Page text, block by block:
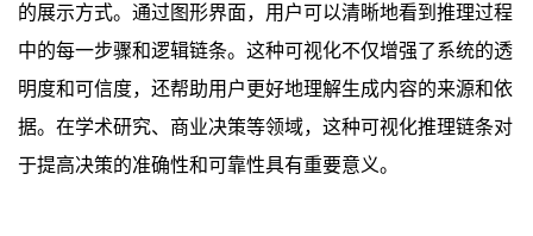
的展示方式。通过图形界面，用户可以清晰地看到推理过程
中的每一步骤和逻辑链条。这种可视化不仅增强了系统的透
明度和可信度，还帮助用户更好地理解生成内容的来源和依
据。在学术研究、商业决策等领域，这种可视化推理链条对
于提高决策的准确性和可靠性具有重要意义。